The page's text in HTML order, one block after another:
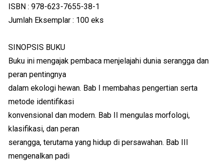
ISBN : 978-623-7655-38-1
Jumlah Eksemplar : 100 eks
SINOPSIS BUKU
Buku ini mengajak pembaca menjelajahi dunia serangga dan
peran pentingnya
dalam ekologi hewan. Bab I membahas pengertian serta
metode identifikasi
konvensional dan modern. Bab II mengulas morfologi,
klasifikasi, dan peran
serangga, terutama yang hidup di persawahan. Bab III
mengenalkan padi